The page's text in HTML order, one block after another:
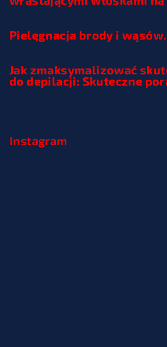
Pielęgnacja brody i
Jak zmaksymalizować
do depilacji: Skuteczne
Instagram